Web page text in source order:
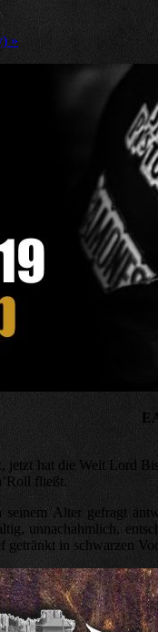
»
hat die Welt Lord
fließt.
Alter gefragt
unnachahmlich,
getränkt in schwarzen